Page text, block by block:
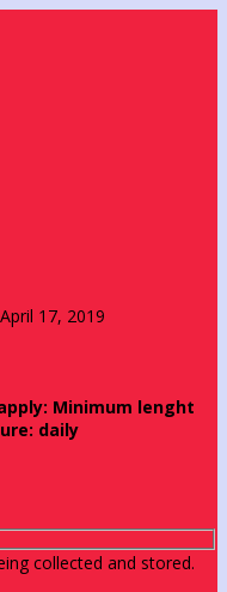
17, 2019
Minimum lenght
daily
collected and stored.